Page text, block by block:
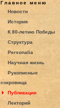
Главное меню
Новости
История
К 80-летию Победы
Структура
Personalia
Научная жизнь
Рукописные
сокровища
Публикации
Лекторий